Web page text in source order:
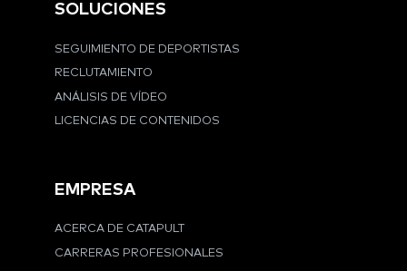
SOLUCIONES
SEGUIMIENTO DE DEPORTISTAS
RECLUTAMIENTO
ANÁLISIS DE VÍDEO
LICENCIAS DE CONTENIDOS
EMPRESA
ACERCA DE CATAPULT
CARRERAS PROFESIONALES